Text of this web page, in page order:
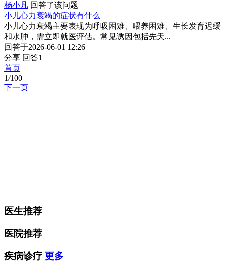
杨小凡 回答了该问题
小儿心力衰竭的症状有什么
小儿心力衰竭主要表现为呼吸困难、喂养困难、生长发育迟缓
和水肿，需立即就医评估。常见诱因包括先天...
回答于2026-06-01 12:26
分享 回答1
首页
1/100
下一页
医生推荐
医院推荐
疾病诊疗 更多